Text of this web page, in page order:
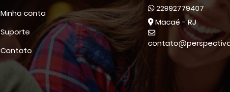
Minha conta
Suporte
Contato
22992779407
Macaé - RJ